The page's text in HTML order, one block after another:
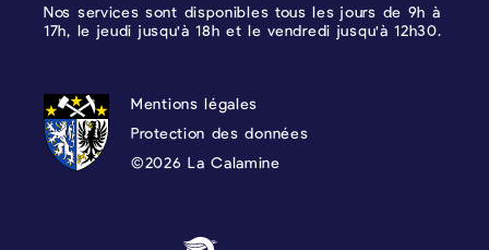
Nos services sont disponibles tous les jours de 9h à
17h, le jeudi jusqu'à 18h et le vendredi jusqu'à 12h30.
PROTECTION DES DONNÉES, MENTIONS
Mentions légales
Protection des données
©2026 La Calamine